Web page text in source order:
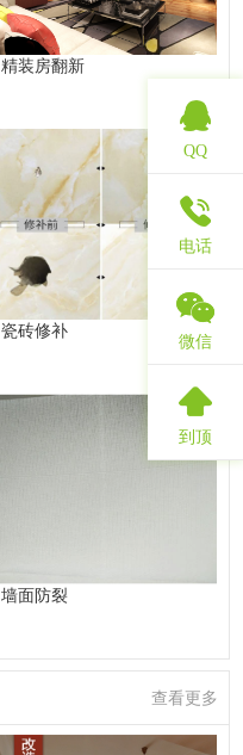
精装房翻新
瓷砖修补
墙面防裂
查看更多
QQ
电话
微信
到顶